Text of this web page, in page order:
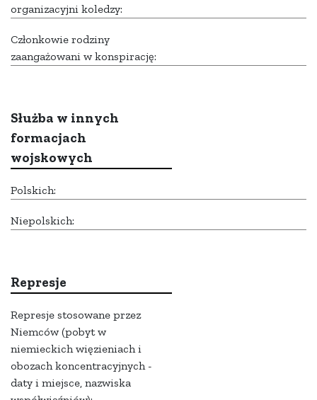
organizacyjni koledzy:
Członkowie rodziny
zaangażowani w konspirację:
Służba w innych
formacjach
wojskowych
Polskich:
Niepolskich:
Represje
Represje stosowane przez
Niemców (pobyt w
niemieckich więzieniach i
obozach koncentracyjnych -
daty i miejsce, nazwiska